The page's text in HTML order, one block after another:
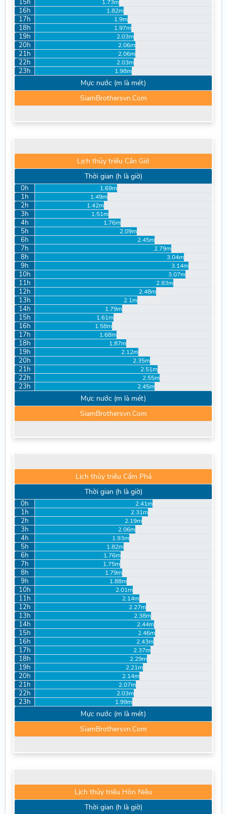
15h 1.73m
16h 1.82m
17h 1.9m
18h 1.97m
19h 2.03m
20h 2.06m
21h 2.06m
22h 2.03m
23h 1.98m
Mực nước (m là mét)
SiamBrothersvn.Com
Lịch thủy triều Cần Giờ
Thời gian (h là giờ)
0h 1.69m
1h 1.49m
2h 1.42m
3h 1.51m
4h 1.76m
5h 2.09m
6h 2.45m
7h 2.79m
8h 3.04m
9h 3.14m
10h 3.07m
11h 2.83m
12h 2.48m
13h 2.1m
14h 1.79m
15h 1.61m
16h 1.58m
17h 1.68m
18h 1.87m
19h 2.12m
20h 2.35m
21h 2.51m
22h 2.55m
23h 2.45m
Mực nước (m là mét)
SiamBrothersvn.Com
Lịch thủy triều Cẩm Phả
Thời gian (h là giờ)
0h 2.41m
1h 2.31m
2h 2.19m
3h 2.06m
4h 1.93m
5h 1.82m
6h 1.76m
7h 1.75m
8h 1.79m
9h 1.88m
10h 2.01m
11h 2.14m
12h 2.27m
13h 2.38m
14h 2.44m
15h 2.46m
16h 2.43m
17h 2.37m
18h 2.29m
19h 2.21m
20h 2.14m
21h 2.07m
22h 2.03m
23h 1.99m
Mực nước (m là mét)
SiamBrothersvn.Com
Lịch thủy triều Hòn Niêu
Thời gian (h là giờ)